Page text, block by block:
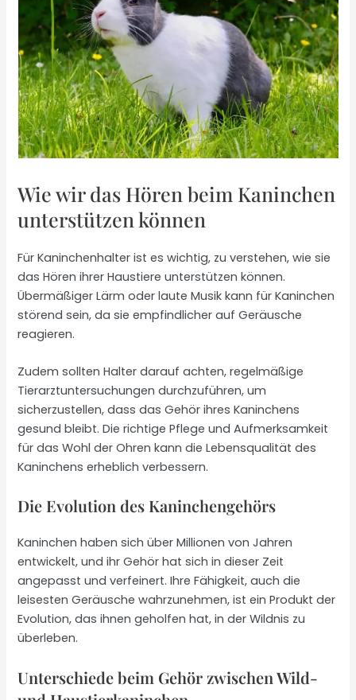
Wie wir das Hören beim Kaninchen
unterstützen können
Für Kaninchenhalter ist es wichtig, zu verstehen, wie sie
das Hören ihrer Haustiere unterstützen können.
Übermäßiger Lärm oder laute Musik kann für Kaninchen
störend sein, da sie empfindlicher auf Geräusche
reagieren.
Zudem sollten Halter darauf achten, regelmäßige
Tierarztuntersuchungen durchzuführen, um
sicherzustellen, dass das Gehör ihres Kaninchens
gesund bleibt. Die richtige Pflege und Aufmerksamkeit
für das Wohl der Ohren kann die Lebensqualität des
Kaninchens erheblich verbessern.
Die Evolution des Kaninchengehörs
Kaninchen haben sich über Millionen von Jahren
entwickelt, und ihr Gehör hat sich in dieser Zeit
angepasst und verfeinert. Ihre Fähigkeit, auch die
leisesten Geräusche wahrzunehmen, ist ein Produkt der
Evolution, das ihnen geholfen hat, in der Wildnis zu
überleben.
Unterschiede beim Gehör zwischen Wild-